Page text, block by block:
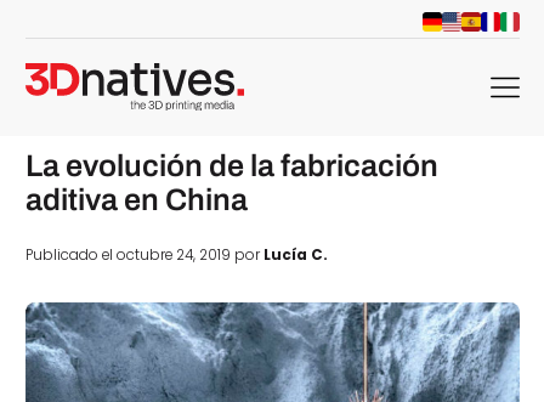
menu
La evolución de la fabricación
aditiva en China
Publicado el octubre 24, 2019 porLucía C.